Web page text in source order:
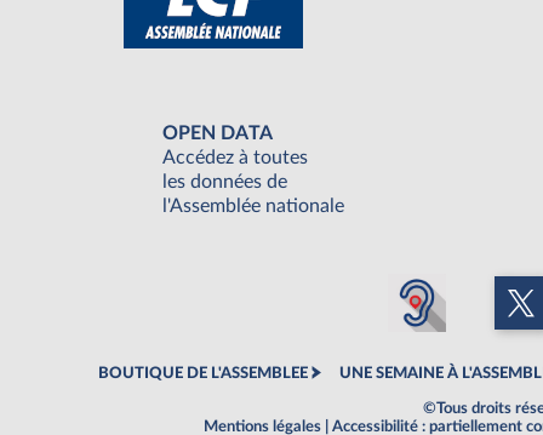
OPEN DATA
Accédez à toutes
les données de
l'Assemblée nationale
BOUTIQUE DE L'ASSEMBLEE UNE SEMAINE À
©Tous droits
Mentions légales
Accessibilité : partiellement